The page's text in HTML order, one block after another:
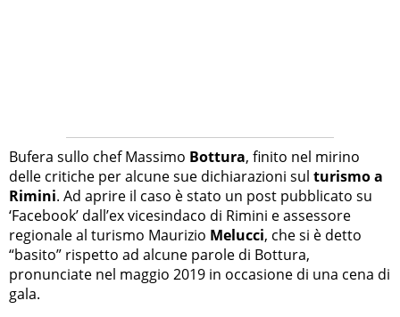
Bufera sullo chef Massimo Bottura, finito nel mirino
delle critiche per alcune sue dichiarazioni sul turismo a
Rimini. Ad aprire il caso è stato un post pubblicato su
‘Facebook’ dall’ex vicesindaco di Rimini e assessore
regionale al turismo Maurizio Melucci, che si è detto
“basito” rispetto ad alcune parole di Bottura,
pronunciate nel maggio 2019 in occasione di una cena di
gala.